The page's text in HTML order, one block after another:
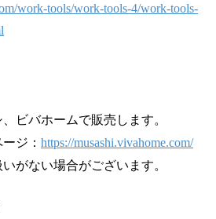
work-tools/work-tools-4/work-tools-
ビバホームで販売します。
ジ： https://musashi.vivahome.com/
がない場合がございます。